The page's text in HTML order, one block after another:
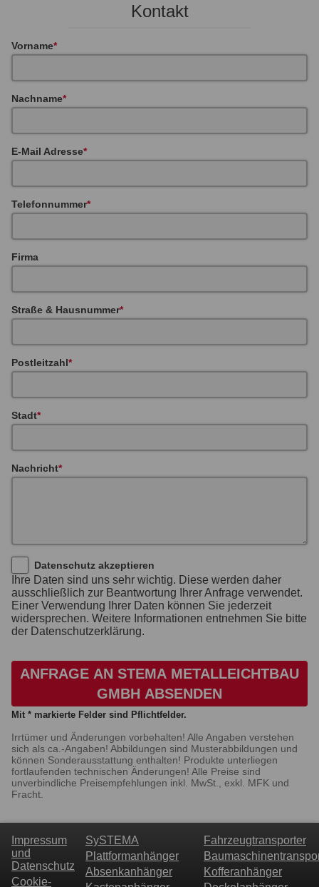
Kontakt
Vorname
Nachname
E-Mail Adresse
Telefonnummer
Firma
Straße & Hausnummer
Postleitzahl
Stadt
Nachricht
Datenschutz akzeptieren
Ihre Daten sind uns sehr wichtig. Diese werden daher
ausschließlich zur Beantwortung Ihrer Anfrage verwendet.
Einer Verwendung Ihrer Daten können Sie jederzeit
widersprechen. Weitere Informationen entnehmen Sie bitte
der Datenschutzerklärung.
ANFRAGE AN STEMA METALLEICHTBAU
GMBH ABSENDEN
Mit * markierte Felder sind Pflichtfelder.
Irrtümer und Änderungen vorbehalten! Alle Angaben verstehen
sich als ca.-Angaben! Abbildungen sind Musterabbildungen und
können Sonderausstattung enthalten! Produkte unterliegen
fortlaufenden technischen Änderungen! Alle Preise sind
unverbindliche Preisempfehlungen inkl. MwSt., exkl. MFK und
Fracht.
Impressum
und
Datenschutz
Cookie-
SySTEMA
Plattformanhänger
Absenkanhänger
Fahrzeugtransporter
Kofferanhänger